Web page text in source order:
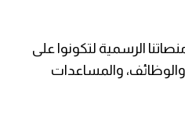
الرسمية لتكونوا على
والوظائف، والمساعدات